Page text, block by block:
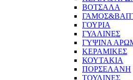
ΒΟΤΣΑΛΑ
ΓΟΥΡΙΑ
ΓΥΑΛΙΝΕΣ
ΓΥΨΙΝΑ
ΚΕΡΑΜΙΚΕΣ
ΚΟΥΤΑΚΙΑ
ΠΟΡΣΕΛΑΝΗ
ΤΟΥΛΙΝΕΣ